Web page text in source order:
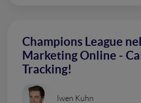
Champions League nel
Marketing Online - Call
Tracking!
Iwen Kuhn